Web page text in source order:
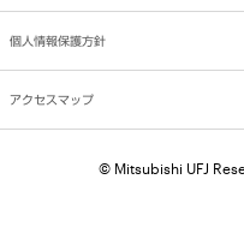
個人情報保護方針
アクセスマップ
© Mitsubishi UFJ